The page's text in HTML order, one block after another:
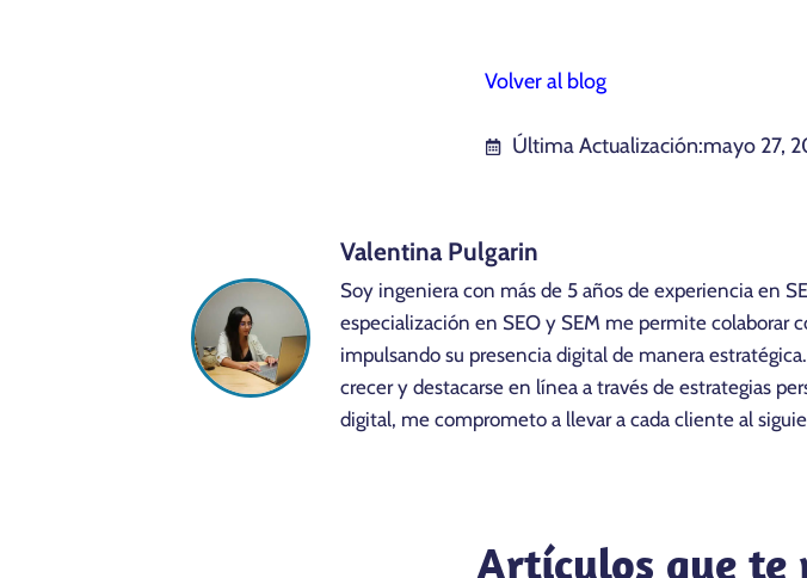
Volver al blog
Última Actualización:mayo 27,
Valentina Pulgarin
Soy ingeniera con más de 5 años de experiencia en
especialización en SEO y SEM me permite colaborar
impulsando su presencia digital de manera
crecer y destacarse en línea a través de estrategias
digital, me comprometo a llevar a cada cliente al
Artículos que te